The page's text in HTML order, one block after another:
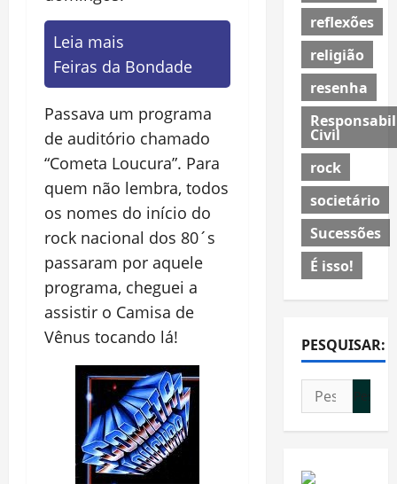
Leia mais
Feiras da Bondade
Passava um programa
de auditório chamado
“Cometa Loucura”. Para
quem não lembra, todos
os nomes do início do
rock nacional dos 80´s
passaram por aquele
programa, cheguei a
assistir o Camisa de
Vênus tocando lá!
reflexões
religião
resenha
Civil
rock
societário
Sucessões
É isso!
PESQUISAR:
Pesquisar
por: